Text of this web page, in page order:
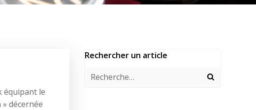
équipant le
décernée
Rechercher un article